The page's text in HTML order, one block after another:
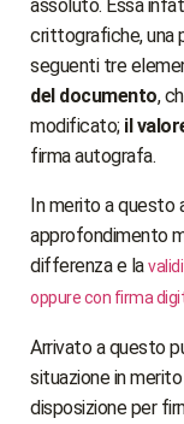
assoluto. Essa
crittografiche, una
seguenti tre
del documento,
modificato; il
firma autografa.
In merito a questo
approfondimento
differenza e la
oppure con firma
Arrivato a questo
situazione in
disposizione per